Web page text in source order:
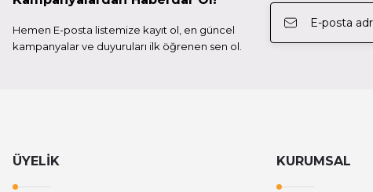
Patona
Patona 13245 Protect Batarya Sony NP-F550 3500mAh 7.2V
Patona 1371 Platinyum USB-C Girişli Batarya Fuji Finepix
Hemen E-posta listemize kayıt ol, en güncel
kampanyalar ve duyuruları ilk öğrenen sen ol.
ÜYELİK KURUMSAL